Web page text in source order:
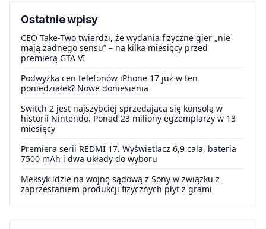
Ostatnie wpisy
CEO Take-Two twierdzi, że wydania fizyczne gier „nie
mają żadnego sensu” – na kilka miesięcy przed
premierą GTA VI
Podwyżka cen telefonów iPhone 17 już w ten
poniedziałek? Nowe doniesienia
Switch 2 jest najszybciej sprzedającą się konsolą w
historii Nintendo. Ponad 23 miliony egzemplarzy w 13
miesięcy
Premiera serii REDMI 17. Wyświetlacz 6,9 cala, bateria
7500 mAh i dwa układy do wyboru
Meksyk idzie na wojnę sądową z Sony w związku z
zaprzestaniem produkcji fizycznych płyt z grami